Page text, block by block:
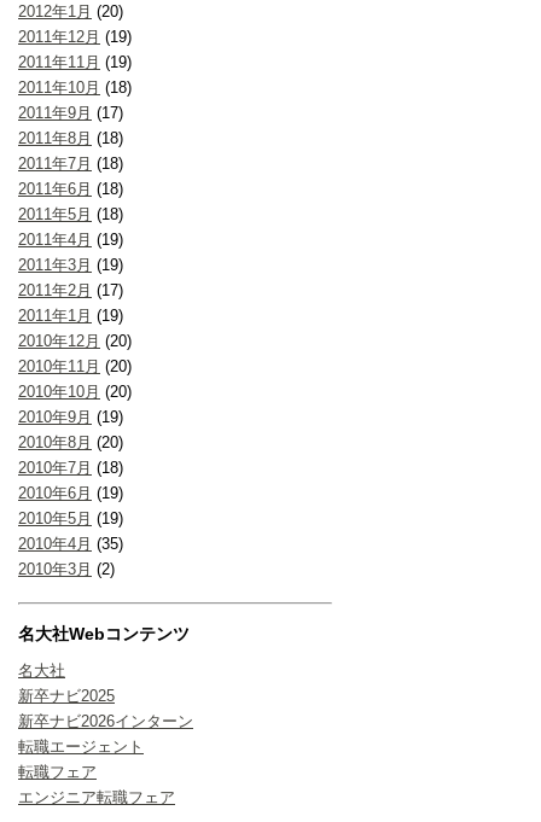
2012年1月 (20)
2011年12月 (19)
2011年11月 (19)
2011年10月 (18)
2011年9月 (17)
2011年8月 (18)
2011年7月 (18)
2011年6月 (18)
2011年5月 (18)
2011年4月 (19)
2011年3月 (19)
2011年2月 (17)
2011年1月 (19)
2010年12月 (20)
2010年11月 (20)
2010年10月 (20)
2010年9月 (19)
2010年8月 (20)
2010年7月 (18)
2010年6月 (19)
2010年5月 (19)
2010年4月 (35)
2010年3月 (2)
名大社Webコンテンツ
名大社
新卒ナビ2025
新卒ナビ2026インターン
転職エージェント
転職フェア
エンジニア転職フェア